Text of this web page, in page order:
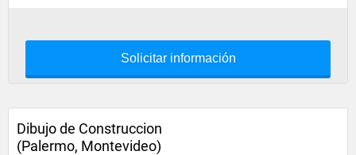
Solicitar información
Dibujo de Construccion
(Palermo, Montevideo)